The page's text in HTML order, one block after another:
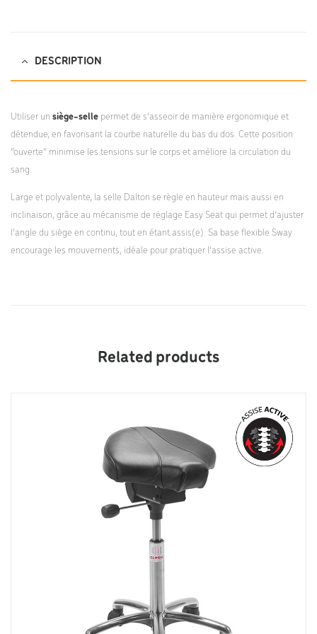
DESCRIPTION
Utiliser un siège-selle permet de s’asseoir de manière ergonomique et
détendue, en favorisant la courbe naturelle du bas du dos. Cette position
“ouverte” minimise les tensions sur le corps et améliore la circulation du
sang.
Large et polyvalente, la selle Dalton se règle en hauteur mais aussi en
inclinaison, grâce au mécanisme de réglage Easy Seat qui permet d’ajuster
l’angle du siège en continu, tout en étant assis(e). Sa base flexible Sway
encourage les mouvements, idéale pour pratiquer l’assise active.
Related products